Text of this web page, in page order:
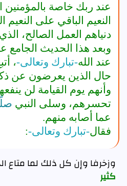
عند ربك خاصة بالمؤمنين
النعيم الباقي على
دنياهم العمل الصالح،
وبعد هذا الحديث الجامع
عند الله-تبارك وتعالى-،
حال الذين يعرضون عن
وأنهم يوم القيامة لن
تحسرهم، وسلى النبي
عما أصابه منهم.
فقال-تبارك وتعالى-:
وزخرفا وإن كل ذلك لما متاع
كثير